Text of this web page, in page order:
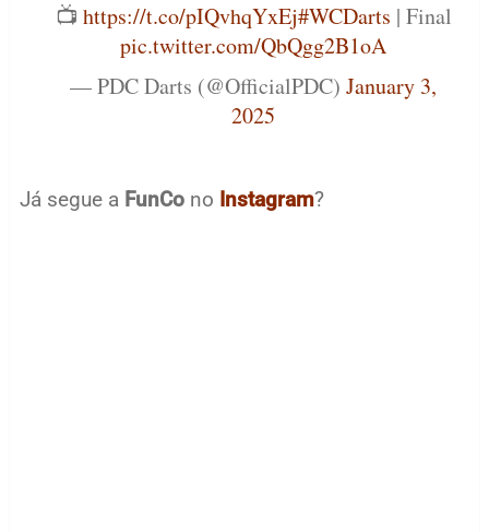
📺 https://t.co/pIQvhqYxEj#WCDarts | Final
pic.twitter.com/QbQgg2B1oA
— PDC Darts (@OfficialPDC)January 3,
2025
Já segue a FunCono Instagram?